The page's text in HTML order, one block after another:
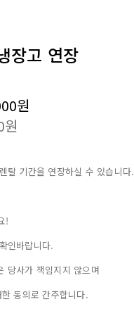
장고 연장
원
탈 기간을 연장하실 수 있습니다.
!
인바랍니다.
당사가 책임지지 않으며
동의로 간주합니다.